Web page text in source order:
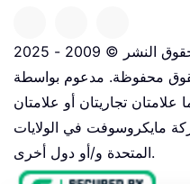
حقوق النشر © 2009 - 2025 www.extendoffice.com. |
تجاريتان أو علامتان
مايكروسوفت في الولايات
المتحدة و/أو دول أخرى.